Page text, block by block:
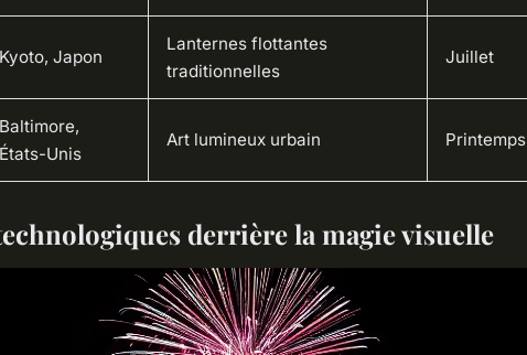
Kyoto, Japon
Lanternes flottantes
traditionnelles
Juillet
Baltimore,
États-Unis
Art lumineux urbain Printemps
derrière la magie visuelle